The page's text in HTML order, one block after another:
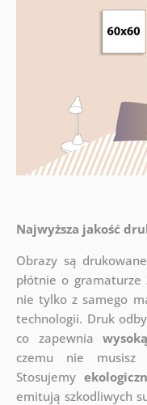
Najwyższa jakość
Obrazy są
płótnie o gramaturze
nie tylko z samego
technologii. Druk
co zapewnia
czemu nie musisz
Stosujemy
emitują szkodliwych